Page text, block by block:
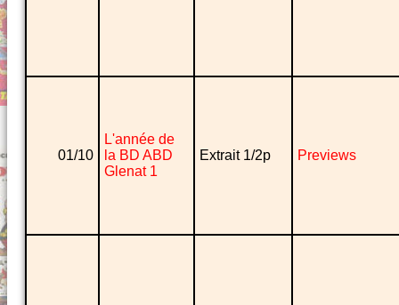
01/10
L'année de
la BD ABD
Glenat 1
Extrait 1/2p Previews